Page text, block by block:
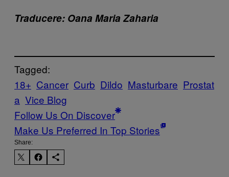
Traducere: Oana Maria Zaharia
Tagged:
18+ Cancer Curb Dildo Masturbare Prostat
a Vice Blog
Follow Us On Discover
Make Us Preferred In Top Stories
Share: